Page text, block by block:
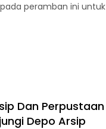
peramban ini
Dan Perpustaan
Depo Arsip